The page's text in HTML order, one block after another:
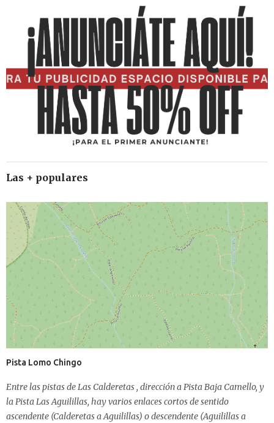
Las + populares
Pista Lomo Chingo
Entre las pistas de Las Calderetas , dirección a Pista Baja Camello, y
la Pista Las Aguilillas, hay varios enlaces cortos de sentido
ascendente (Calderetas a Aguilillas) o descendente (Aguilillas a